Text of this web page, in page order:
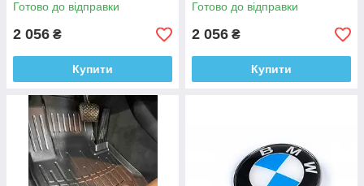
Готово до відправки
2 056 ₴
Купити
Готово до відправки
2 056 ₴
Купити